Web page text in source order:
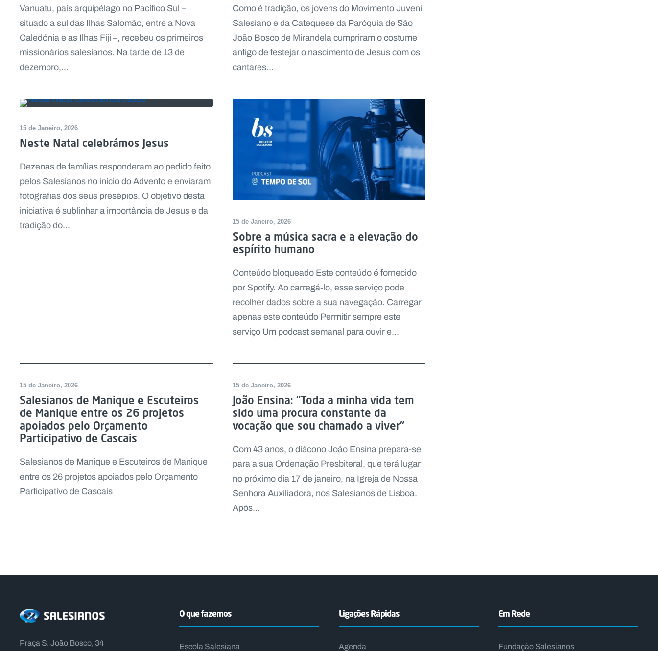
Vanuatu, país arquipélago no Pacífico Sul –
situado a sul das Ilhas Salomão, entre a Nova
Caledónia e as Ilhas Fiji –, recebeu os primeiros
missionários salesianos. Na tarde de 13 de
dezembro,...
Como é tradição, os jovens do Movimento Juvenil
Salesiano e da Catequese da Paróquia de São
João Bosco de Mirandela cumpriram o costume
antigo de festejar o nascimento de Jesus com os
cantares...
15 de Janeiro, 2026
Neste Natal celebrámos Jesus
Dezenas de famílias responderam ao pedido feito
pelos Salesianos no início do Advento e enviaram
fotografias dos seus presépios. O objetivo desta
iniciativa é sublinhar a importância de Jesus e da
tradição do...
15 de Janeiro, 2026
Sobre a música sacra e a elevação do
espírito humano
Conteúdo bloqueado Este conteúdo é fornecido
por Spotify. Ao carregá-lo, esse serviço pode
recolher dados sobre a sua navegação. Carregar
apenas este conteúdo Permitir sempre este
serviço Um podcast semanal para ouvir e...
15 de Janeiro, 2026
Salesianos de Manique e Escuteiros
de Manique entre os 26 projetos
apoiados pelo Orçamento
Participativo de Cascais
Salesianos de Manique e Escuteiros de Manique
entre os 26 projetos apoiados pelo Orçamento
Participativo de Cascais
15 de Janeiro, 2026
João Ensina: “Toda a minha vida tem
sido uma procura constante da
vocação que sou chamado a viver”
Com 43 anos, o diácono João Ensina prepara-se
para a sua Ordenação Presbiteral, que terá lugar
no próximo dia 17 de janeiro, na Igreja de Nossa
Senhora Auxiliadora, nos Salesianos de Lisboa.
Após...
Praça S. João Bosco, 34
O que fazemos
Escola Salesiana
Ligações Rápidas
Agenda
Em Rede
Fundação Salesianos